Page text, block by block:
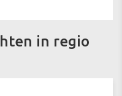
in regio